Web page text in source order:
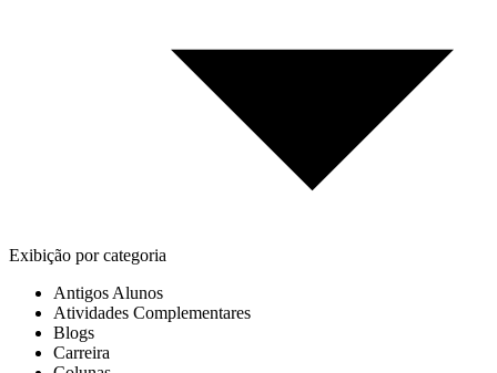
Exibição por categoria
Antigos Alunos
Atividades Complementares
Blogs
Carreira